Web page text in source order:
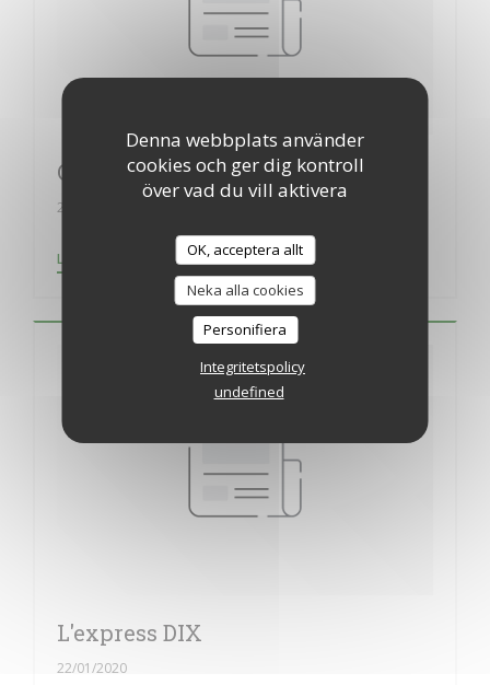
Denna webbplats använder
cookies och ger dig kontroll
över vad du vill aktivera
OK, acceptera allt
Neka alla cookies
Personifiera
Integritetspolicy
undefined
Guide Lebey
24/01/2020
LÄS ARTIKELN ((ÖPPNAS I ETT NYTT FÖNSTER))
L'express DIX
22/01/2020